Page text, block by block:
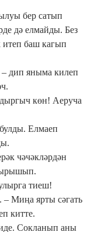
бер сатып
дә елмайды. Без
итеп баш кагып
– дип яныма килеп
көн! Аеруча
Елмаеп
чәчәкләрдән
тиеш!
Миңа ярты сәгать
китте.
Сокланып аны